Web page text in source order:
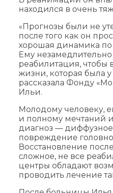
находился в очень
«Прогнозы были не
после того как он
хорошая динамика по
Ему незамедлительно
реабилитация, чтобы
жизни, которая была
рассказала Фонду
Ильи.
Молодому человеку,
и полному мечтаний
диагноз — диффузное
повреждение
Восстановление
сложное, не все
центры обладают
проводить лечение